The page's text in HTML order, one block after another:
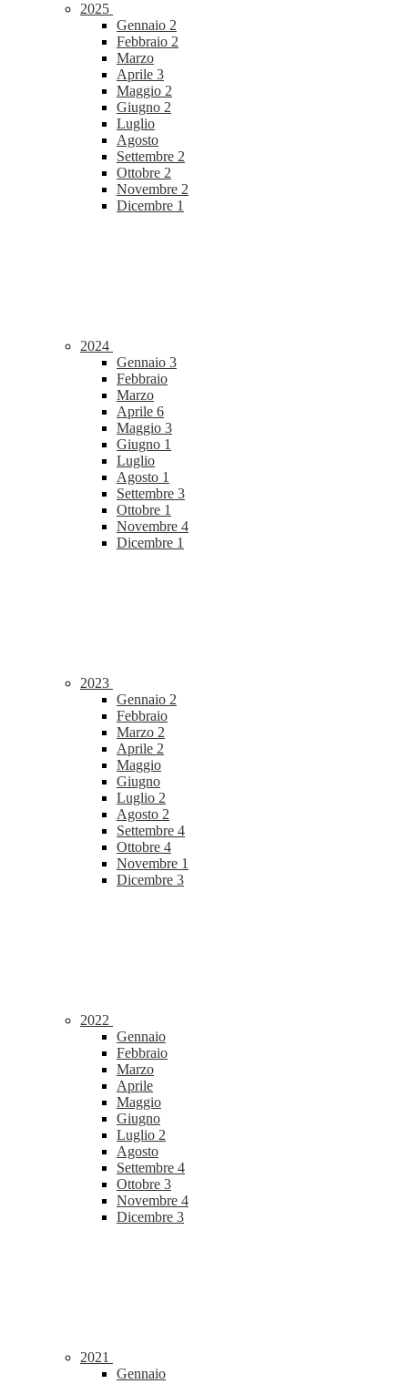
2025
Gennaio 2
Febbraio 2
Marzo
Aprile 3
Maggio 2
Giugno 2
Luglio
Agosto
Settembre 2
Ottobre 2
Novembre 2
Dicembre 1
2024
Gennaio 3
Febbraio
Marzo
Aprile 6
Maggio 3
Giugno 1
Luglio
Agosto 1
Settembre 3
Ottobre 1
Novembre 4
Dicembre 1
2023
Gennaio 2
Febbraio
Marzo 2
Aprile 2
Maggio
Giugno
Luglio 2
Agosto 2
Settembre 4
Ottobre 4
Novembre 1
Dicembre 3
2022
Gennaio
Febbraio
Marzo
Aprile
Maggio
Giugno
Luglio 2
Agosto
Settembre 4
Ottobre 3
Novembre 4
Dicembre 3
2021
Gennaio